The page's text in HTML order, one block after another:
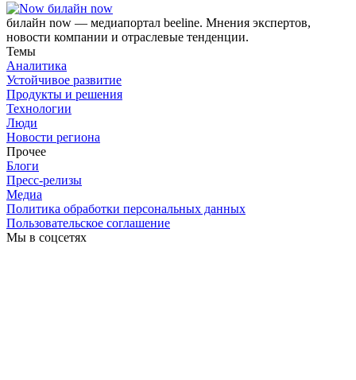
билайн now
билайн now — медиапортал beeline. Мнения экспертов,
новости компании и отраслевые тенденции.
Темы
Аналитика
Устойчивое развитие
Продукты и решения
Технологии
Люди
Новости региона
Прочее
Блоги
Пресс-релизы
Медиа
Политика обработки персональных данных
Пользовательское соглашение
Мы в соцсетях